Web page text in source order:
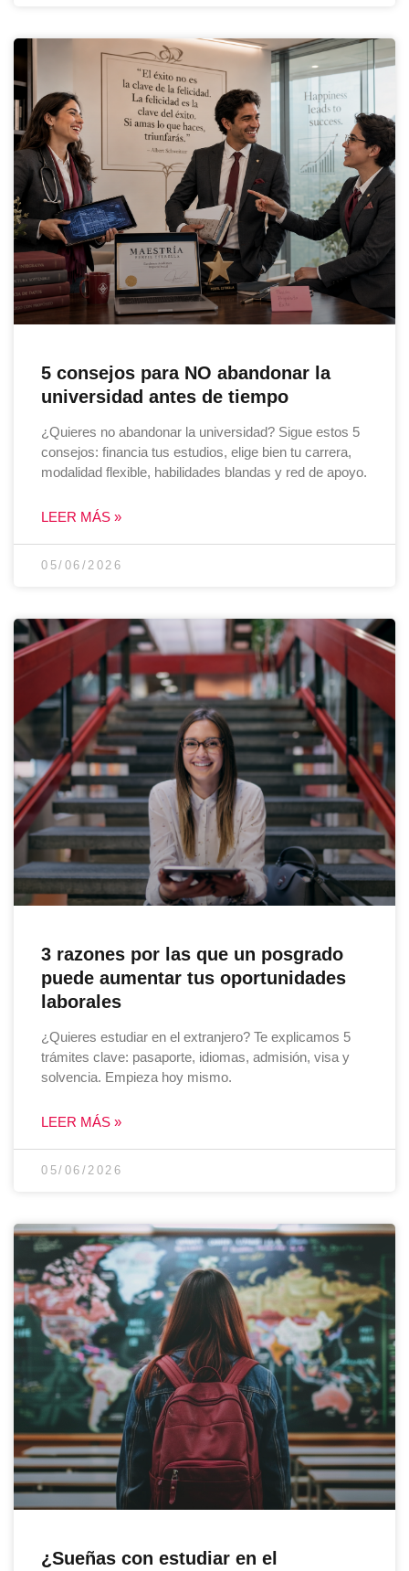
5 consejos para NO abandonar la
universidad antes de tiempo
¿Quieres no abandonar la universidad? Sigue estos 5
consejos: financia tus estudios, elige bien tu carrera,
modalidad flexible, habilidades blandas y red de apoyo.
LEER MÁS »
05/06/2026
3 razones por las que un posgrado
puede aumentar tus oportunidades
laborales
¿Quieres estudiar en el extranjero? Te explicamos 5
trámites clave: pasaporte, idiomas, admisión, visa y
solvencia. Empieza hoy mismo.
LEER MÁS »
05/06/2026
¿Sueñas con estudiar en el